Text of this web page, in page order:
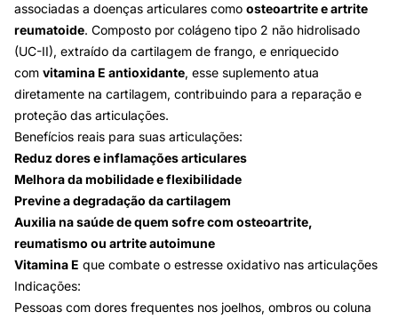
associadas a doenças articulares como osteoartrite e artrite
reumatoide. Composto por colágeno tipo 2 não hidrolisado
(UC-II), extraído da cartilagem de frango, e enriquecido
com vitamina E antioxidante, esse suplemento atua
diretamente na cartilagem, contribuindo para a reparação e
proteção das articulações.
Benefícios reais para suas articulações:
Reduz dores e inflamações articulares
Melhora da mobilidade e flexibilidade
Previne a degradação da cartilagem
Auxilia na saúde de quem sofre com osteoartrite,
reumatismo ou artrite autoimune
Vitamina E que combate o estresse oxidativo nas articulações
Indicações:
Pessoas com dores frequentes nos joelhos, ombros ou coluna